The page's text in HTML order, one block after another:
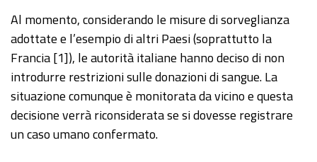
Al momento, considerando le misure di sorveglianza
adottate e l’esempio di altri Paesi (soprattutto la
Francia [1]), le autorità italiane hanno deciso di non
introdurre restrizioni sulle donazioni di sangue. La
situazione comunque è monitorata da vicino e questa
decisione verrà riconsiderata se si dovesse registrare
un caso umano confermato.